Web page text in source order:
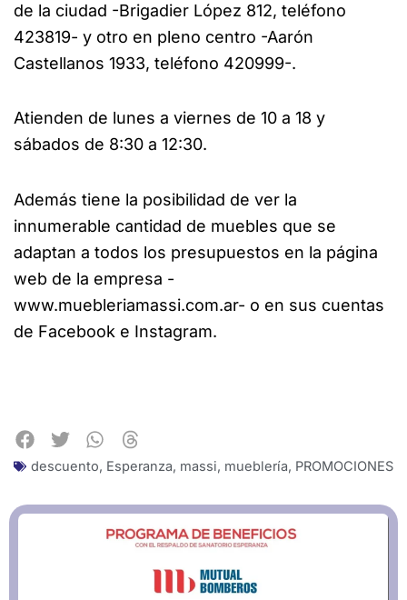
de la ciudad -Brigadier López 812, teléfono
423819- y otro en pleno centro -Aarón
Castellanos 1933, teléfono 420999-.
Atienden de lunes a viernes de 10 a 18 y
sábados de 8:30 a 12:30.
Además tiene la posibilidad de ver la
innumerable cantidad de muebles que se
adaptan a todos los presupuestos en la página
web de la empresa -
www.muebleriamassi.com.ar- o en sus cuentas
de Facebook e Instagram.
descuento, Esperanza, massi, mueblería, PROMOCIONES